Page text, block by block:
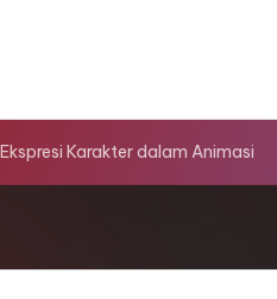
Karakter dalam Animasi